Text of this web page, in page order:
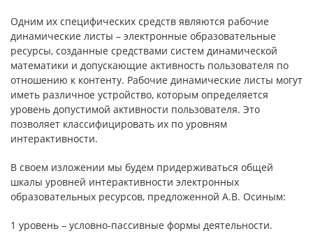
Одним их специфических средств являются рабочие
динамические листы – электронные образовательные
ресурсы, созданные средствами систем динамической
математики и допускающие активность пользователя по
отношению к контенту. Рабочие динамические листы могут
иметь различное устройство, которым определяется
уровень допустимой активности пользователя. Это
позволяет классифицировать их по уровням
интерактивности.
В своем изложении мы будем придерживаться общей
шкалы уровней интерактивности электронных
образовательных ресурсов, предложенной А.В. Осиным:
1 уровень – условно-пассивные формы деятельности.